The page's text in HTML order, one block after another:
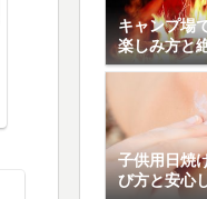
キャンプ場
楽しみ方と
便利なア
子供用日焼
び方と安心